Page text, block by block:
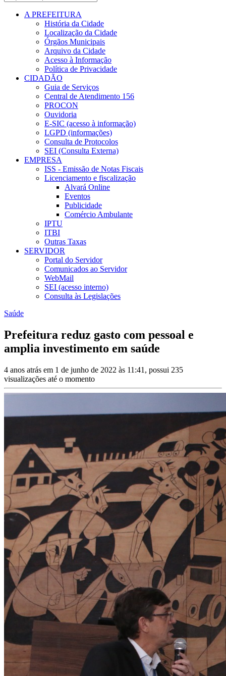
A PREFEITURA
História da Cidade
Localização da Cidade
Órgãos Municipais
Arquivo da Cidade
Acesso à Informação
Política de Privacidade
CIDADÃO
Guia de Serviços
Central de Atendimento 156
PROCON
Ouvidoria
E-SIC (acesso à informação)
LGPD (informações)
Consulta de Protocolos
SEI (Consulta Externa)
EMPRESA
ISS - Emissão de Notas Fiscais
Licenciamento e fiscalização
Alvará Online
Eventos
Publicidade
Comércio Ambulante
IPTU
ITBI
Outras Taxas
SERVIDOR
Portal do Servidor
Comunicados ao Servidor
WebMail
SEI (acesso interno)
Consulta às Legislações
Saúde
Prefeitura reduz gasto com pessoal e
amplia investimento em saúde
4 anos atrás em 1 de junho de 2022 às 11:41, possui 235
visualizações até o momento